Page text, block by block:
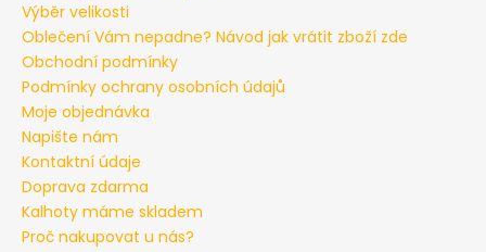
Výběr velikosti
Oblečení Vám nepadne? Návod jak vrátit zboží zde
Obchodní podmínky
Podmínky ochrany osobních údajů
Moje objednávka
Napište nám
Kontaktní údaje
Doprava zdarma
Kalhoty máme skladem
Proč nakupovat u nás?